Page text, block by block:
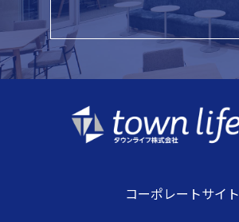
コーポレートサイト